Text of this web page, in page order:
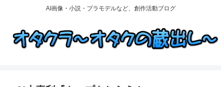
AI画像・小説・プラモデルなど、創作活動ブログ